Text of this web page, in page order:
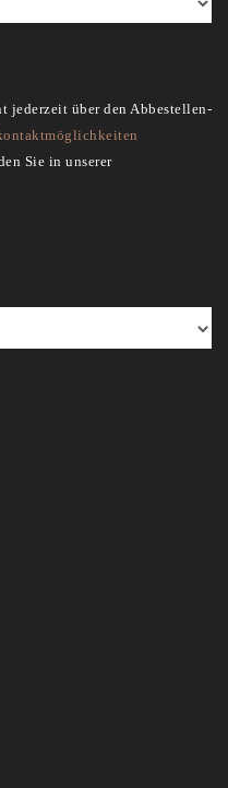
jederzeit über den Abbestellen-
Sie in unserer